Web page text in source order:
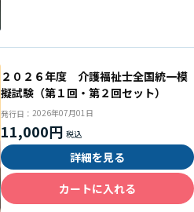
２０２６年度 介護福祉士全国統一模
擬試験（第１回・第２回セット）
発行日： 2026年07月01日
11,000円
詳細を見る
カートに入れる